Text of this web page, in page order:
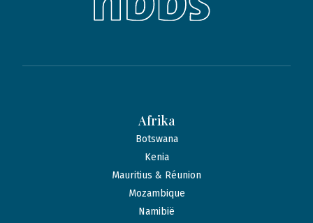
Afrika
Botswana
Kenia
Mauritius & Réunion
Mozambique
Namibië